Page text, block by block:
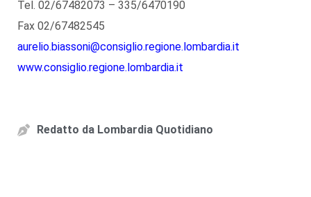
Tel. 02/67482073 – 335/6470190
Fax 02/67482545
aurelio.biassoni@consiglio.regione.lombardia.it
www.consiglio.regione.lombardia.it
Redatto da Lombardia Quotidiano